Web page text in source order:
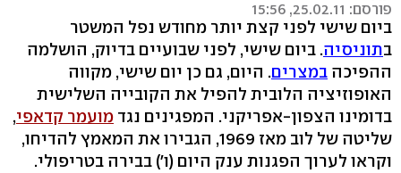
פורסם: 25.02.11, 15:56
ביום שישי לפני קצת יותר מחודש נפל המשטר
בתוניסיה. ביום שישי, לפני שבועיים בדיוק, הושלמה
ההפיכה במצרים. היום, גם כן יום שישי, מקווה
האופוזיציה הלובית להפיל את הקובייה השלישית
בדומינו הצפון-אפריקני. המפגינים נגד מועמר קדאפי,
שליטה של לוב מאז 1969, הגבירו את המאמץ להדיחו,
וקראו לערוך הפגנות ענק היום (ו') בבירה בטריפולי.